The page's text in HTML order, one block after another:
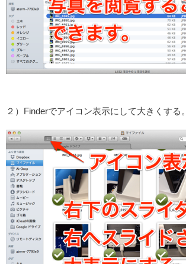
２）Finderでアイコン表示にして大きくする。